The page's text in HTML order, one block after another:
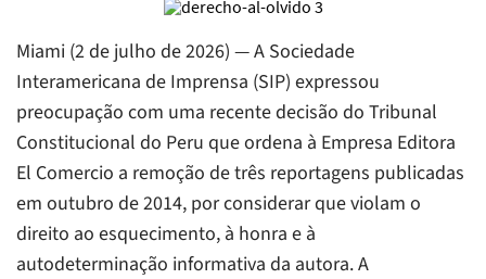
Miami (2 de julho de 2026) — A Sociedade
Interamericana de Imprensa (SIP) expressou
preocupação com uma recente decisão do Tribunal
Constitucional do Peru que ordena à Empresa Editora
El Comercio a remoção de três reportagens publicadas
em outubro de 2014, por considerar que violam o
direito ao esquecimento, à honra e à
autodeterminação informativa da autora. A